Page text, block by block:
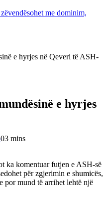
me dominim,
e hyrjes në Qeveri të ASH-
e hyrjes
03 mins
ka komentuar futjen e ASH-së
për zgjerimin e shumicës,
por mund të arrihet lehtë një